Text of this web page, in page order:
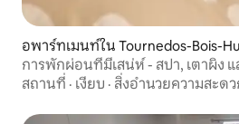
อพาร์ทเมนท์ใน Tournedos-Bois-
การพักผ่อนที่มีเสน่ห์ - สปา, เตาผิง
สถานที่ · เงียบ · สิ่งอำนวยความสะด